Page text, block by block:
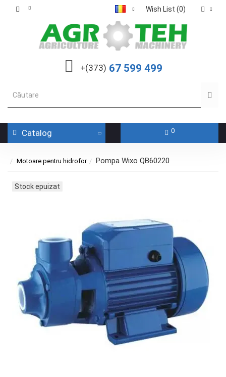
Wish List (0)
+(373) 67 599 499
Catalog 0
Motoare pentru hidrofor Pompa Wixo QB60220
Stock epuizat